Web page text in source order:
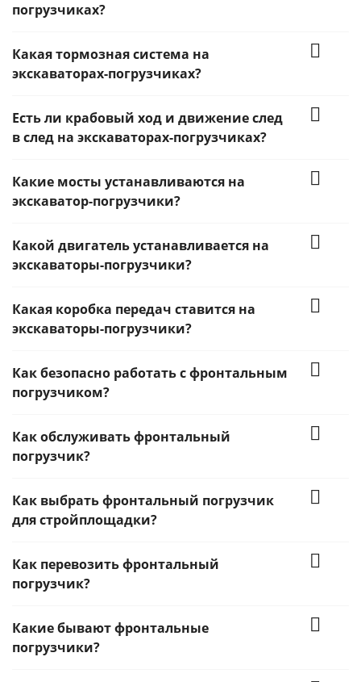
погрузчиках?
Какая тормозная система на
экскаваторах-погрузчиках?
Есть ли крабовый ход и движение след
в след на экскаваторах-погрузчиках?
Какие мосты устанавливаются на
экскаватор-погрузчики?
Какой двигатель устанавливается на
экскаваторы-погрузчики?
Какая коробка передач ставится на
экскаваторы-погрузчики?
Как безопасно работать с фронтальным
погрузчиком?
Как обслуживать фронтальный
погрузчик?
Как выбрать фронтальный погрузчик
для стройплощадки?
Как перевозить фронтальный
погрузчик?
Какие бывают фронтальные
погрузчики?